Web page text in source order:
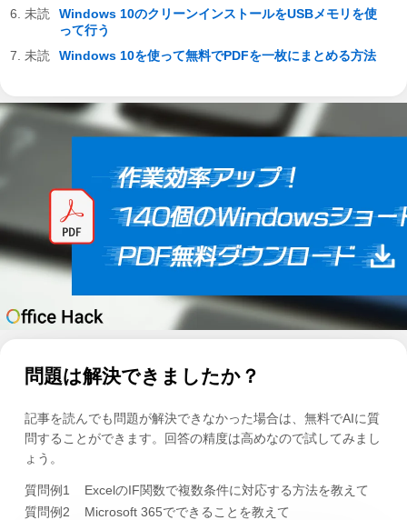
Windows 10のクリーンインストールをUSBメモリを使
って行う
Windows 10を使って無料でPDFを一枚にまとめる方法
問題は解決できましたか？
記事を読んでも問題が解決できなかった場合は、無料でAIに質
問することができます。回答の精度は高めなので試してみまし
ょう。
質問例1
ExcelのIF関数で複数条件に対応する方法を教えて
質問例2
Microsoft 365でできることを教えて